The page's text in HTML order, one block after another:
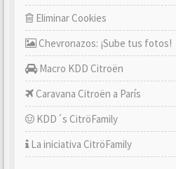
Eliminar Cookies
Chevronazos: ¡Sube tus fotos!
Macro KDD Citroën
Caravana Citroën a París
KDD´s CitröFamily
La iniciativa CitröFamily